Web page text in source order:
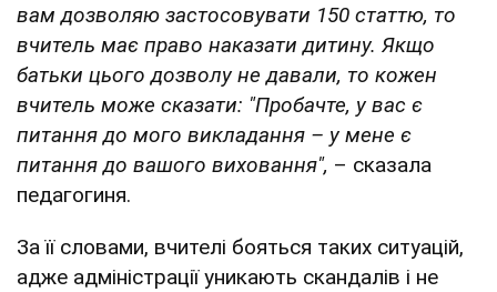
вам дозволяю застосовувати 150 статтю, то
вчитель має право наказати дитину. Якщо
батьки цього дозволу не давали, то кожен
вчитель може сказати: "Пробачте, у вас є
питання до мого викладання – у мене є
питання до вашого виховання", – сказала
педагогиня.
За її словами, вчителі бояться таких ситуацій,
адже адміністрації уникають скандалів і не